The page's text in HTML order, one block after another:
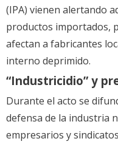
(IPA) vienen alertando
productos importados,
afectan a fabricantes
interno deprimido.
“Industricidio” y
Durante el acto se
defensa de la industria
empresarios y